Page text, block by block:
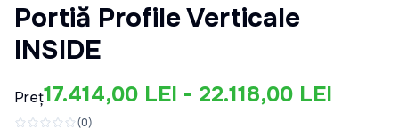
Portiță Profile Verticale
INSIDE
Preț17.414,00 LEI - 22.118,00 LEI
(0)